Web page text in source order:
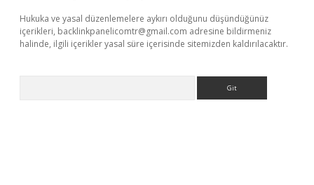
Hukuka ve yasal düzenlemelere aykırı olduğunu düşündüğünüz
içerikleri, backlinkpanelicomtr@gmail.com adresine bildirmeniz
halinde, ilgili içerikler yasal süre içerisinde sitemizden kaldırılacaktır.